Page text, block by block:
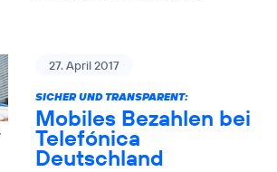
27. April 2017
SICHER UND TRANSPARENT:
Mobiles Bezahlen bei
Telefónica
Deutschland